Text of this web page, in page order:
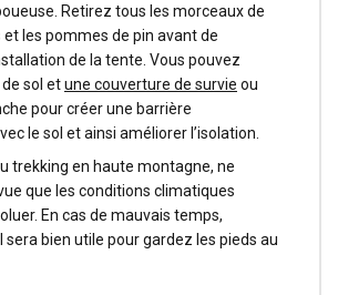
Retirez tous les morceaux de
et les pommes de pin avant de
de la tente. Vous pouvez
sol etune couverture de survie ou
pour créer une barrière
le sol et ainsi améliorer l’isolation.
trekking en haute montagne, ne
que les conditions climatiques
En cas de mauvais temps,
sera bien utile pour gardez les pieds au